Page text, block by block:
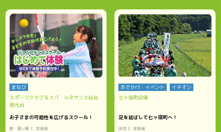
まなび
スポーツクラブ＆スパ ルネサンス仙台
南光台
お子さまの可能性を広げるスクール！
塾・習い事 宮城県
おでかけ・イベント
イチオシ
七ヶ宿町役場
足を延ばして七ヶ宿町へ！
住宅 宮城県